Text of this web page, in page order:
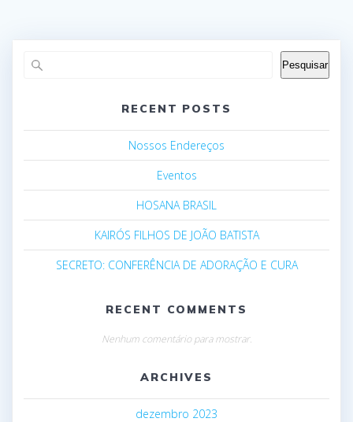
Pesquisar
RECENT POSTS
Nossos Endereços
Eventos
HOSANA BRASIL
KAIRÓS FILHOS DE JOÃO BATISTA
SECRETO: CONFERÊNCIA DE ADORAÇÃO E CURA
RECENT COMMENTS
Nenhum comentário para mostrar.
ARCHIVES
dezembro 2023